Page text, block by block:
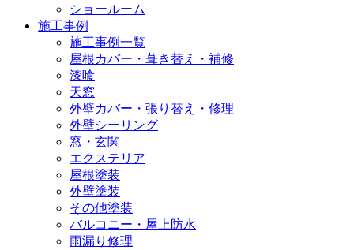
ショールーム
施工事例
施工事例一覧
屋根カバー・葺き替え・補修
漆喰
天窓
外壁カバー・張り替え・修理
外壁シーリング
窓・玄関
エクステリア
屋根塗装
外壁塗装
その他塗装
バルコニー・屋上防水
雨漏り修理